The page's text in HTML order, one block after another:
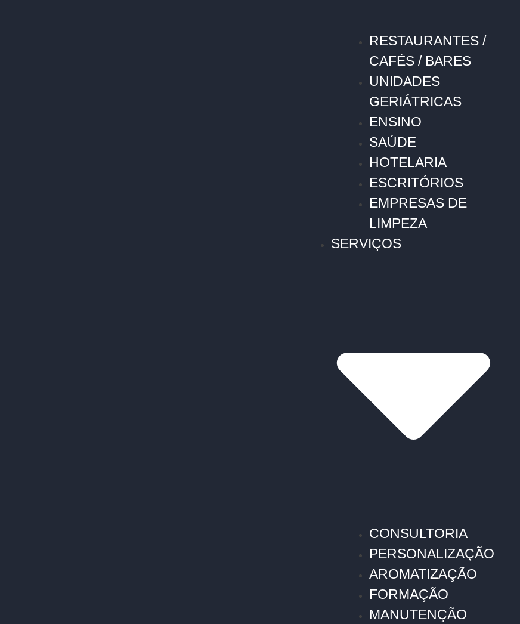
RESTAURANTES /
CAFÉS / BARES
UNIDADES
GERIÁTRICAS
ENSINO
SAÚDE
HOTELARIA
ESCRITÓRIOS
EMPRESAS DE
LIMPEZA
SERVIÇOS
CONSULTORIA
PERSONALIZAÇÃO
AROMATIZAÇÃO
FORMAÇÃO
MANUTENÇÃO